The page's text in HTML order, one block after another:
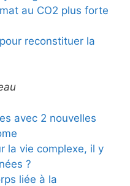
au CO2 plus forte
reconstituer la
avec 2 nouvelles
la vie complexe, il y
?
liée à la